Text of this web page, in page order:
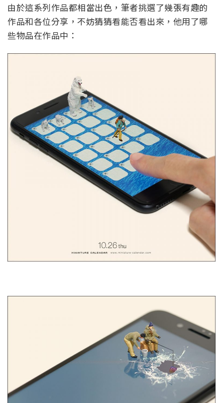
由於這系列作品都相當出色，筆者挑選了幾張有趣的
作品和各位分享，不妨猜猜看能否看出來，他用了哪
些物品在作品中：